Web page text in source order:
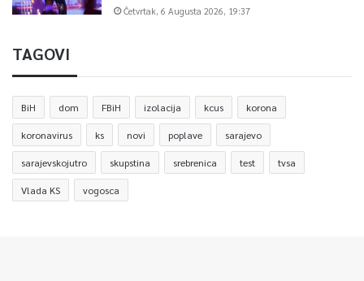
Četvrtak, 6 Augusta 2026, 19:37
TAGOVI
BiH dom FBiH izolacija kcus korona
koronavirus ks novi poplave sarajevo
sarajevskojutro skupstina srebrenica test tvsa
Vlada KS vogosca